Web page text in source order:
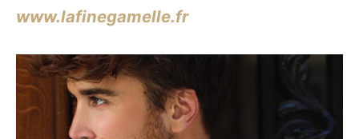
www.lafinegamelle.fr